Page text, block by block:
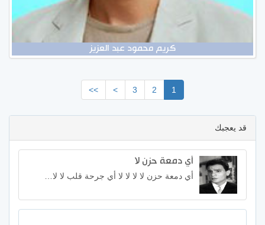
كريم محمود عبد العزيز
1
2
3
>
>>
قد يعجبك
أي دمعة حزن لا
أي دمعة حزن لا لا لا لا أي جرحة قلب لا لا…